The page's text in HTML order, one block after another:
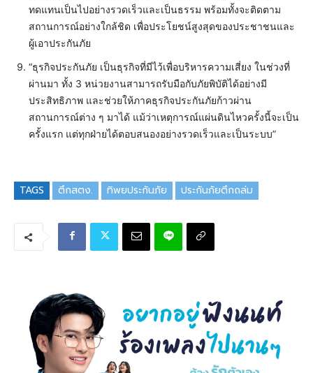
ทดแทนเป็นไปอย่างรวดเร็วและเป็นธรรม พร้อมทั้งจะติดตาม
สถานการณ์อย่างใกล้ชิด เพื่อประโยชน์สูงสุดของประชาชนและ
ผู้เอาประกันภัย
“ธุรกิจประกันภัย เป็นธุรกิจที่มีไว้เพื่อบริหารความเสี่ยง ในช่วงที่
ผ่านมา ทั้ง 3 หน่วยงานสามารถรับมือกับภัยพิบัติได้อย่างมี
ประสิทธิภาพ และช่วยให้ภาคธุรกิจประกันภัยก้าวผ่าน
สถานการณ์ต่าง ๆ มาได้ แม้ว่าเหตุการณ์แผ่นดินไหวครั้งนี้จะเป็น
ครั้งแรก แต่ทุกฝ่ายได้ตอบสนองอย่างรวดเร็วและเป็นระบบ”
TAGS ตึกสตง. ทิพยประกันภัย ประกันภัยตึกถล่ม